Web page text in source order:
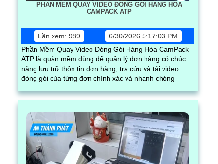
PHẦN MỀM QUAY VIDEO ĐÓNG GÓI HÀNG HÓA
CAMPACK ATP
Lần xem: 989
6/30/2026 5:17:03 PM
Phần Mềm Quay Video Đóng Gói Hàng Hóa CamPack
ATP là quàn mềm dùng để quản lý đơn hàng có chức
năng lưu trữ thôn tin đơn hàng, tra cứu và tải video
đóng gói của từng đơn chính xác và nhanh chóng